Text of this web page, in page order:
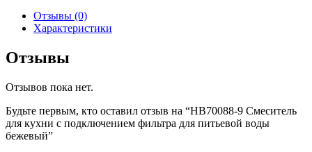
Отзывы (0)
Характеристики
Отзывы
Отзывов пока нет.
Будьте первым, кто оставил отзыв на “HB70088-9 Смеситель
для кухни с подключением фильтра для питьевой воды
бежевый”